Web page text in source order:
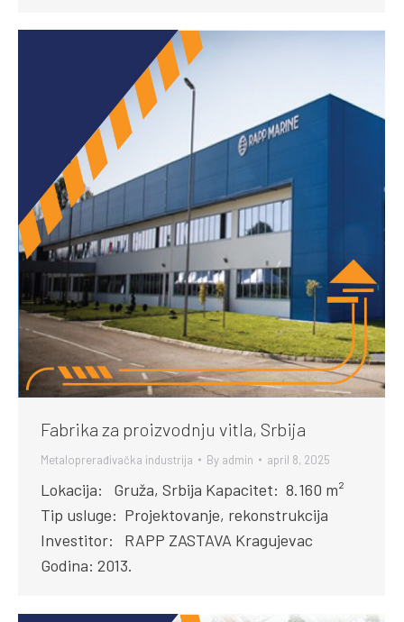
Fabrika za proizvodnju vitla, Srbija
Metaloprerađivačka industrija By admin april 8, 2025
Lokacija: Gruža, Srbija Kapacitet: 8.160 m²
Tip usluge: Projektovanje, rekonstrukcija
Investitor: RAPP ZASTAVA Kragujevac
Godina: 2013.